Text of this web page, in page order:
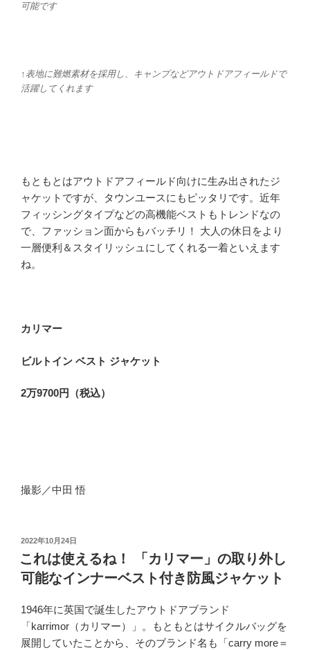
可能です
↑表地に難燃素材を採用し、キャンプなどアウトドアフィールドで
活躍してくれます
もともとはアウトドアフィールド向けに生み出されたジ
ャケットですが、タウンユースにもピッタリです。近年
フィッシングタイプなどの高機能ベストもトレンドなの
で、ファッション面からもバッチリ！ 大人の休日をより
一層便利＆スタイリッシュにしてくれる一着といえます
ね。
カリマー
ビルトイン ベスト ジャケット
2万9700円（税込）
撮影／中田 悟
投
稿
日:
2022年10月24日
これは使えるね！ 「カリマー」の取り外し
可能なインナーベスト付き防風ジャケット
1946年に英国で誕生したアウトドアブランド
「karrimor（カリマー）」。もともとはサイクルバッグを
展開していたことから、そのブランド名も「carry more＝